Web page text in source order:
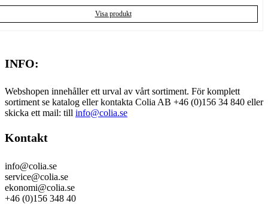
Visa produkt
INFO:
Webshopen innehåller ett urval av vårt sortiment. För komplett
sortiment se katalog eller kontakta Colia AB +46 (0)156 34 840 eller
skicka ett mail: till info@colia.se
Kontakt
info@colia.se
service@colia.se
ekonomi@colia.se
+46 (0)156 348 40